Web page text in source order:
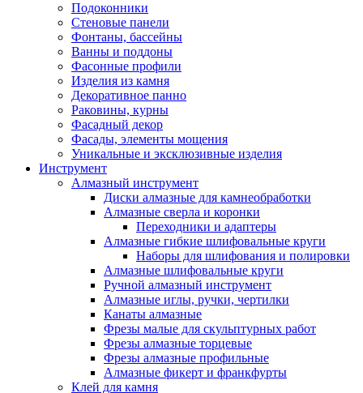
Подоконники
Стеновые панели
Фонтаны, бассейны
Ванны и поддоны
Фасонные профили
Изделия из камня
Декоративное панно
Раковины, курны
Фасадный декор
Фасады, элементы мощения
Уникальные и эксклюзивные изделия
Инструмент
Алмазный инструмент
Диски алмазные для камнеобработки
Алмазные сверла и коронки
Переходники и адаптеры
Алмазные гибкие шлифовальные круги
Наборы для шлифования и полировки
Алмазные шлифовальные круги
Ручной алмазный инструмент
Алмазные иглы, ручки, чертилки
Канаты алмазные
Фрезы малые для скульптурных работ
Фрезы алмазные торцевые
Фрезы алмазные профильные
Алмазные фикерт и франкфурты
Клей для камня